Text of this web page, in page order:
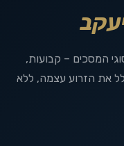
המסכים – קבועות,
כולל את הזרוע עצמה, ללא